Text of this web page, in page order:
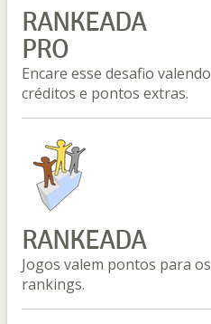
RANKEADA
PRO
Encare esse desafio valendo
créditos e pontos extras.
RANKEADA
Jogos valem pontos para os
rankings.